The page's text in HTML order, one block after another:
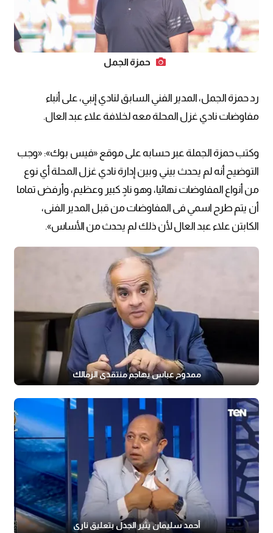
حمزة الجمل
رد حمزة الجمل، المدير الفني السابق لنادي إنبي، على أنباء
مفاوضات نادي غزل المحلة معه لخلافة علاء عبد العال.
وكتب حمزة الجملة عبر حسابه على موقع «فيس بوك»: «وجب
التوضيح أنه لم يحدث بيني وبين إدارة نادي غزل المحلة أي نوع
من أنواع المفاوضات نهائيا، وهو نادٍ كبير وعظيم، وأرفض تماما
أن يتم طرح اسمي فى المفاوضات من قبل المدير الفنى،
الكابتن علاء عبد العال لأن ذلك لم يحدث من الأساس».
ممدوح عباس يهاجم منتقدي الزمالك
أحمد سليمان يثير الجدل بتعليق ناري